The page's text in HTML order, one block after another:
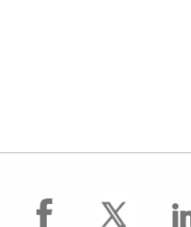
Operai Agricoli
facebook